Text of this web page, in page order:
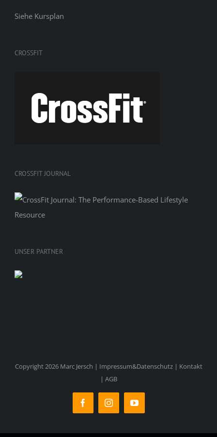
Siehe Kursplan
CROSSFIT
CROSSFIT JOURNAL
UNSER PARTNER
Copyright 2026 Marc Jersch | Impressum&Datenschutz| Kontakt
| AGB
FacebookInstagramYouTube